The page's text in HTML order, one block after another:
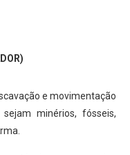
e movimentação
minérios, fósseis,